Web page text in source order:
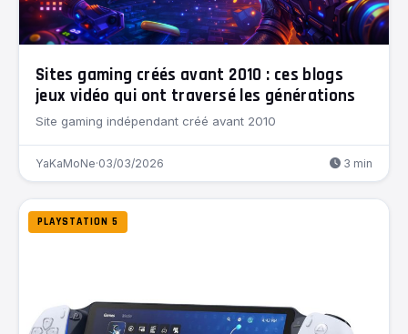
Sites gaming créés avant 2010 : ces blogs
jeux vidéo qui ont traversé les générations
Site gaming indépendant créé avant 2010
YaKaMoNe·03/03/2026 3 min
PLAYSTATION 5